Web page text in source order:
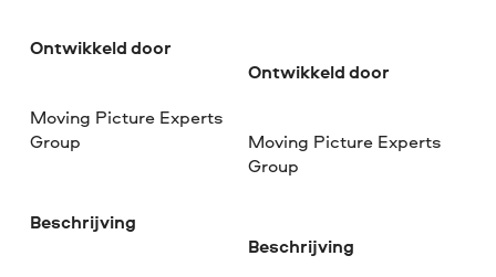
Ontwikkeld door
Moving Picture Experts
Group
Beschrijving
Ontwikkeld door
Moving Picture Experts
Group
Beschrijving